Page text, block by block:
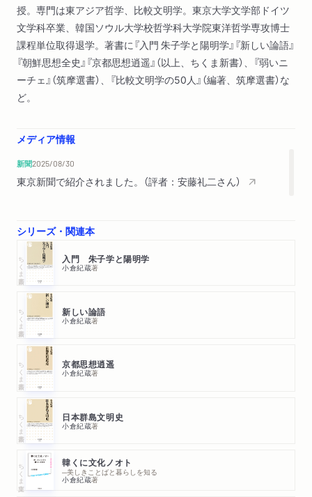
授。専門は東アジア哲学、比較文明学。東京大学文学部ドイツ
文学科卒業、韓国ソウル大学校哲学科大学院東洋哲学専攻博士
課程単位取得退学。著書に『入門 朱子学と陽明学』『新しい論語』
『朝鮮思想全史』『京都思想逍遥』（以上、ちくま新書）、『弱いニ
ーチェ』（筑摩選書）、『比較文明学の50人』（編著、筑摩選書）な
ど。
メディア情報
新聞2025/08/30
東京新聞で紹介されました。（評者：安藤礼二さん）
シリーズ・関連本
ちくま新書 入門 朱子学と陽明学
小倉紀蔵著
ちくま新書 新しい論語
小倉紀蔵著
ちくま新書 京都思想逍遥
小倉紀蔵著
ちくま新書 日本群島文明史
小倉紀蔵著
ちくま文庫 韓くに文化ノオト
─美しきことばと暮らしを知る
小倉紀蔵著